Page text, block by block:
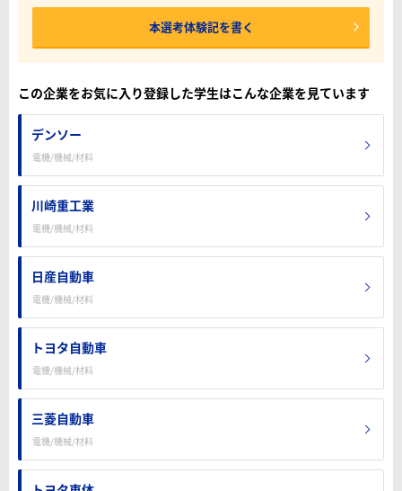
本選考体験記を書く
この企業をお気に入り登録した学生はこんな企業を見ています
デンソー
電機/機械/材料
川崎重工業
電機/機械/材料
日産自動車
電機/機械/材料
トヨタ自動車
電機/機械/材料
三菱自動車
電機/機械/材料